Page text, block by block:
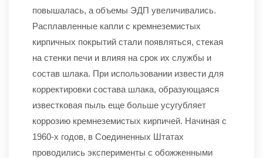
повышалась, а объемы ЭДП увеличивались.
Расплавленные капли с кремнеземистых
кирпичных покрытий стали появляться, стекая
на стенки печи и влияя на срок их службы и
состав шлака. При использовании извести для
корректировки состава шлака, образующаяся
известковая пыль еще больше усугубляет
коррозию кремнеземистых кирпичей. Начиная с
1960-х годов, в Соединенных Штатах
проводились эксперименты с обожженными